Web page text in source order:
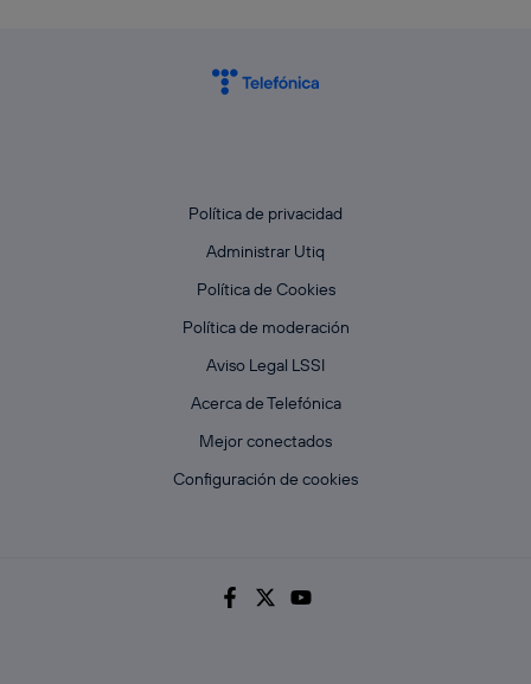
Política de privacidad
Administrar Utiq
Política de Cookies
Política de moderación
Aviso Legal LSSI
Acerca de Telefónica
Mejor conectados
Configuración de cookies